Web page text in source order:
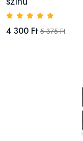
4 300 Ft 5 375 Ft